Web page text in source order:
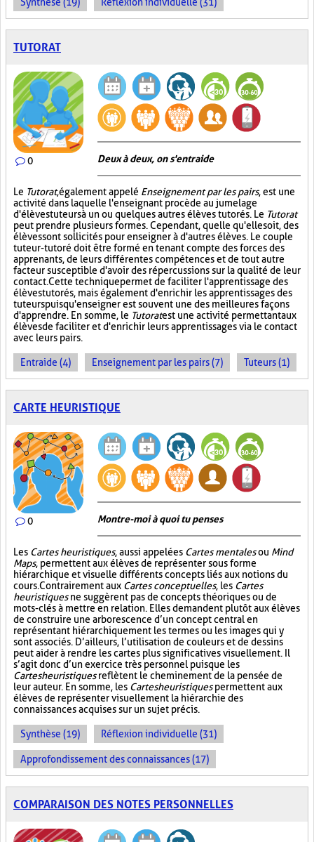
TUTORAT
0 Deux à deux, on s'entraide
Le Tutorat, également appelé Enseignement par les pairs, est une
activité dans laquelle l'enseignant procède au jumelage
d'élèves tuteurs à un ou quelques autres élèves tutorés. Le Tutorat
peut prendre plusieurs formes. Cependant, quelle qu'elle soit, des
élèves sont sollicités pour enseigner à d'autres élèves. Le couple
tuteur-tutoré doit être formé en tenant compte des forces des
apprenants, de leurs différentes compétences et de tout autre
facteur susceptible d'avoir des répercussions sur la qualité de leur
contact. Cette technique permet de faciliter l'apprentissage des
élèves tutorés, mais également d'enrichir les apprentissages des
tuteurs puisqu'enseigner est souvent une des meilleures façons
d'apprendre. En somme, le Tutoratest une activité permettant aux
élèves de faciliter et d'enrichir leurs apprentissages via le contact
avec leurs pairs.
Entraide (4) Enseignement par les pairs (7) Tuteurs (1)
CARTE HEURISTIQUE
0 Montre-moi à quoi tu penses
Les Cartes heuristiques, aussi appelées Cartes mentalesou Mind
Maps, permettent aux élèves de représenter sous forme
hiérarchique et visuelle différents concepts liés aux notions du
cours. Contrairement aux Cartes conceptuelles, les Cartes
heuristiquesne suggèrent pas de concepts théoriques ou de
mots-clés à mettre en relation. Elles demandent plutôt aux élèves
de construire une arborescence d’un concept central en
représentant hiérarchiquement les termes ou les images qui y
sont associés. D’ailleurs, l’utilisation de couleurs et de dessins
peut aider à rendre les cartes plus significatives visuellement. Il
s’agit donc d’un exercice très personnel puisque les
Cartes heuristiquesreflètent le cheminement de la pensée de
leur auteur. En somme, les Cartes heuristiquespermettent aux
élèves de représenter visuellement la hiérarchie des
connaissances acquises sur un sujet précis.
Synthèse (19) Réflexion individuelle (31)
Approfondissement des connaissances (17)
COMPARAISON DES NOTES PERSONNELLES